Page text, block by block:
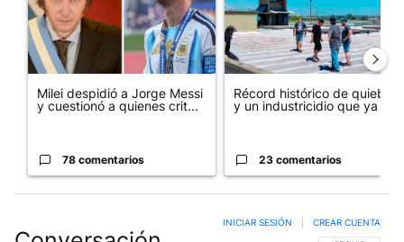
Milei despidió a Jorge Messi
y cuestionó a quienes crit...
78 comentarios
Récord histórico de quiebras
y un industricidio que ya ...
23 comentarios
INICIAR SESIÓN CREAR CUENTA